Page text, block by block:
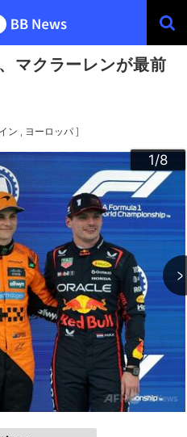
マクラーレンが最前
ン ヨーロッパ ]
1/8
2/8
3/8
4/8
5/8
6/8
7/8
8/8